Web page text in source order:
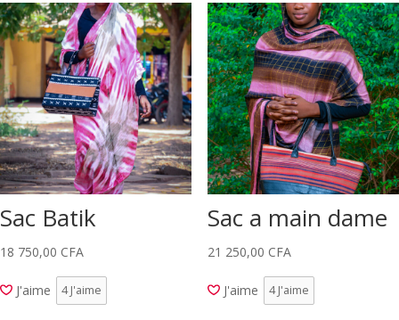
Sac Batik
18 750,00 CFA
J'aime 4J'aime
Sac a main dame
21 250,00 CFA
J'aime 4J'aime